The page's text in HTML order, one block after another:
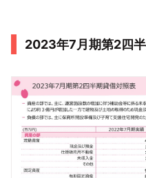
2023年7月期第2四